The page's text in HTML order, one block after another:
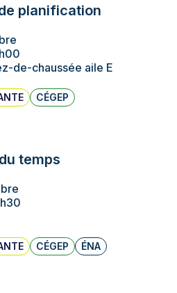
planification
de-chaussée aile E
CÉGEP
temps
CÉGEP ÉNA